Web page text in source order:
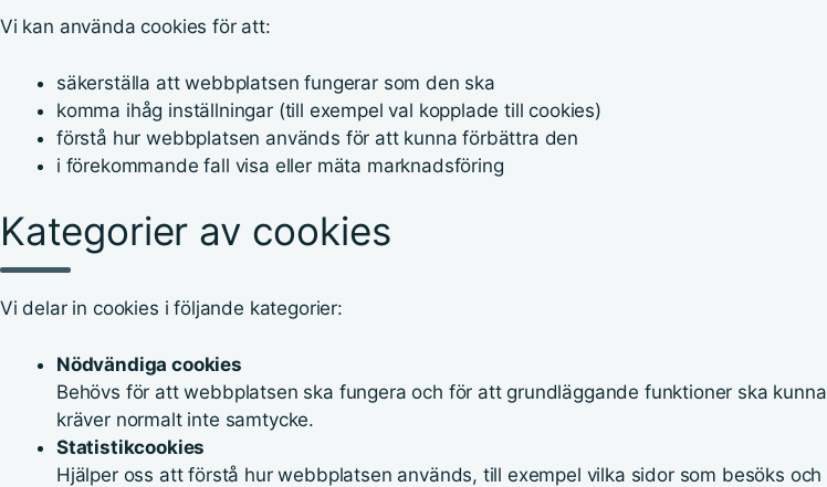
Vi kan använda cookies för att:
säkerställa att webbplatsen fungerar som den ska
komma ihåg inställningar (till exempel val kopplade till cookies)
förstå hur webbplatsen används för att kunna förbättra den
i förekommande fall visa eller mäta marknadsföring
Kategorier av cookies
Vi delar in cookies i följande kategorier:
Nödvändiga cookies
Behövs för att webbplatsen ska fungera och för att grundläggande funktioner ska
kräver normalt inte samtycke.
Statistikcookies
Hjälper oss att förstå hur webbplatsen används, till exempel vilka sidor som besöks